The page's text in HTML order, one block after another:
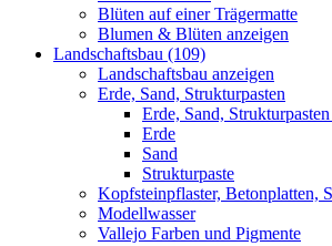
Blüten auf einer Trägermatte
Blumen & Blüten anzeigen
Landschaftsbau (109)
Landschaftsbau anzeigen
Erde, Sand, Strukturpasten
Erde, Sand,
Erde
Sand
Strukturpaste
Kopfsteinpflaster, Betonplatten,
Modellwasser
Vallejo Farben und Pigmente